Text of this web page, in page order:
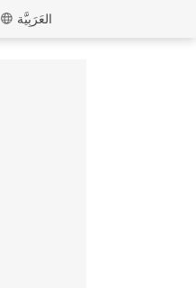
MEmu
العَرَبِيَّة